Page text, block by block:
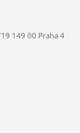
19 149 00 Praha 4